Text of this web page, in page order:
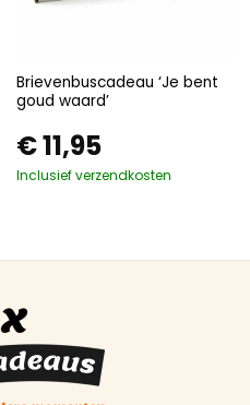
Brievenbuscadeau ‘Je bent
goud waard’
€11,95
Inclusief verzendkosten